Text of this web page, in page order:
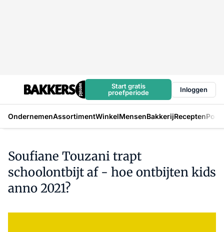
Start gratis
proefperiode
Inloggen
OndernemenAssortimentWinkelMensenBakkerijRecepten
Soufiane Touzani trapt
schoolontbijt af - hoe ontbijten kids
anno 2021?